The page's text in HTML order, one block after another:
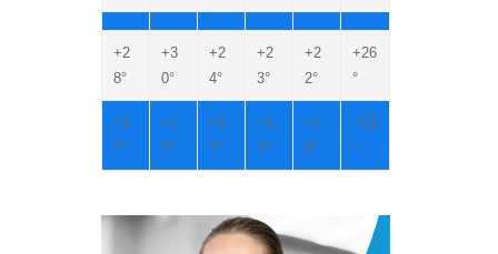
+2
8°
+3
0°
+2
4°
+2
3°
+2
2°
+26
°
+1
7°
+1
7°
+1
7°
+1
7°
+1
3°
+13
°